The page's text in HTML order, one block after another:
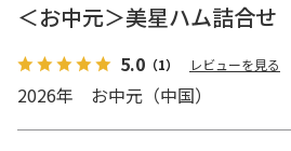
＜お中元＞美星ハム詰合せ
5.0 （1） レビューを見る
2026年 お中元（中国）